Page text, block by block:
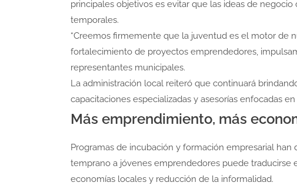
principales objetivos es evitar que las ideas de
temporales.
“Creemos firmemente que la juventud es el motor de
fortalecimiento de proyectos emprendedores,
representantes municipales.
La administración local reiteró que continuará
capacitaciones especializadas y asesorías enfocadas
Más emprendimiento, más
Programas de incubación y formación empresarial
temprano a jóvenes emprendedores puede
economías locales y reducción de la informalidad.